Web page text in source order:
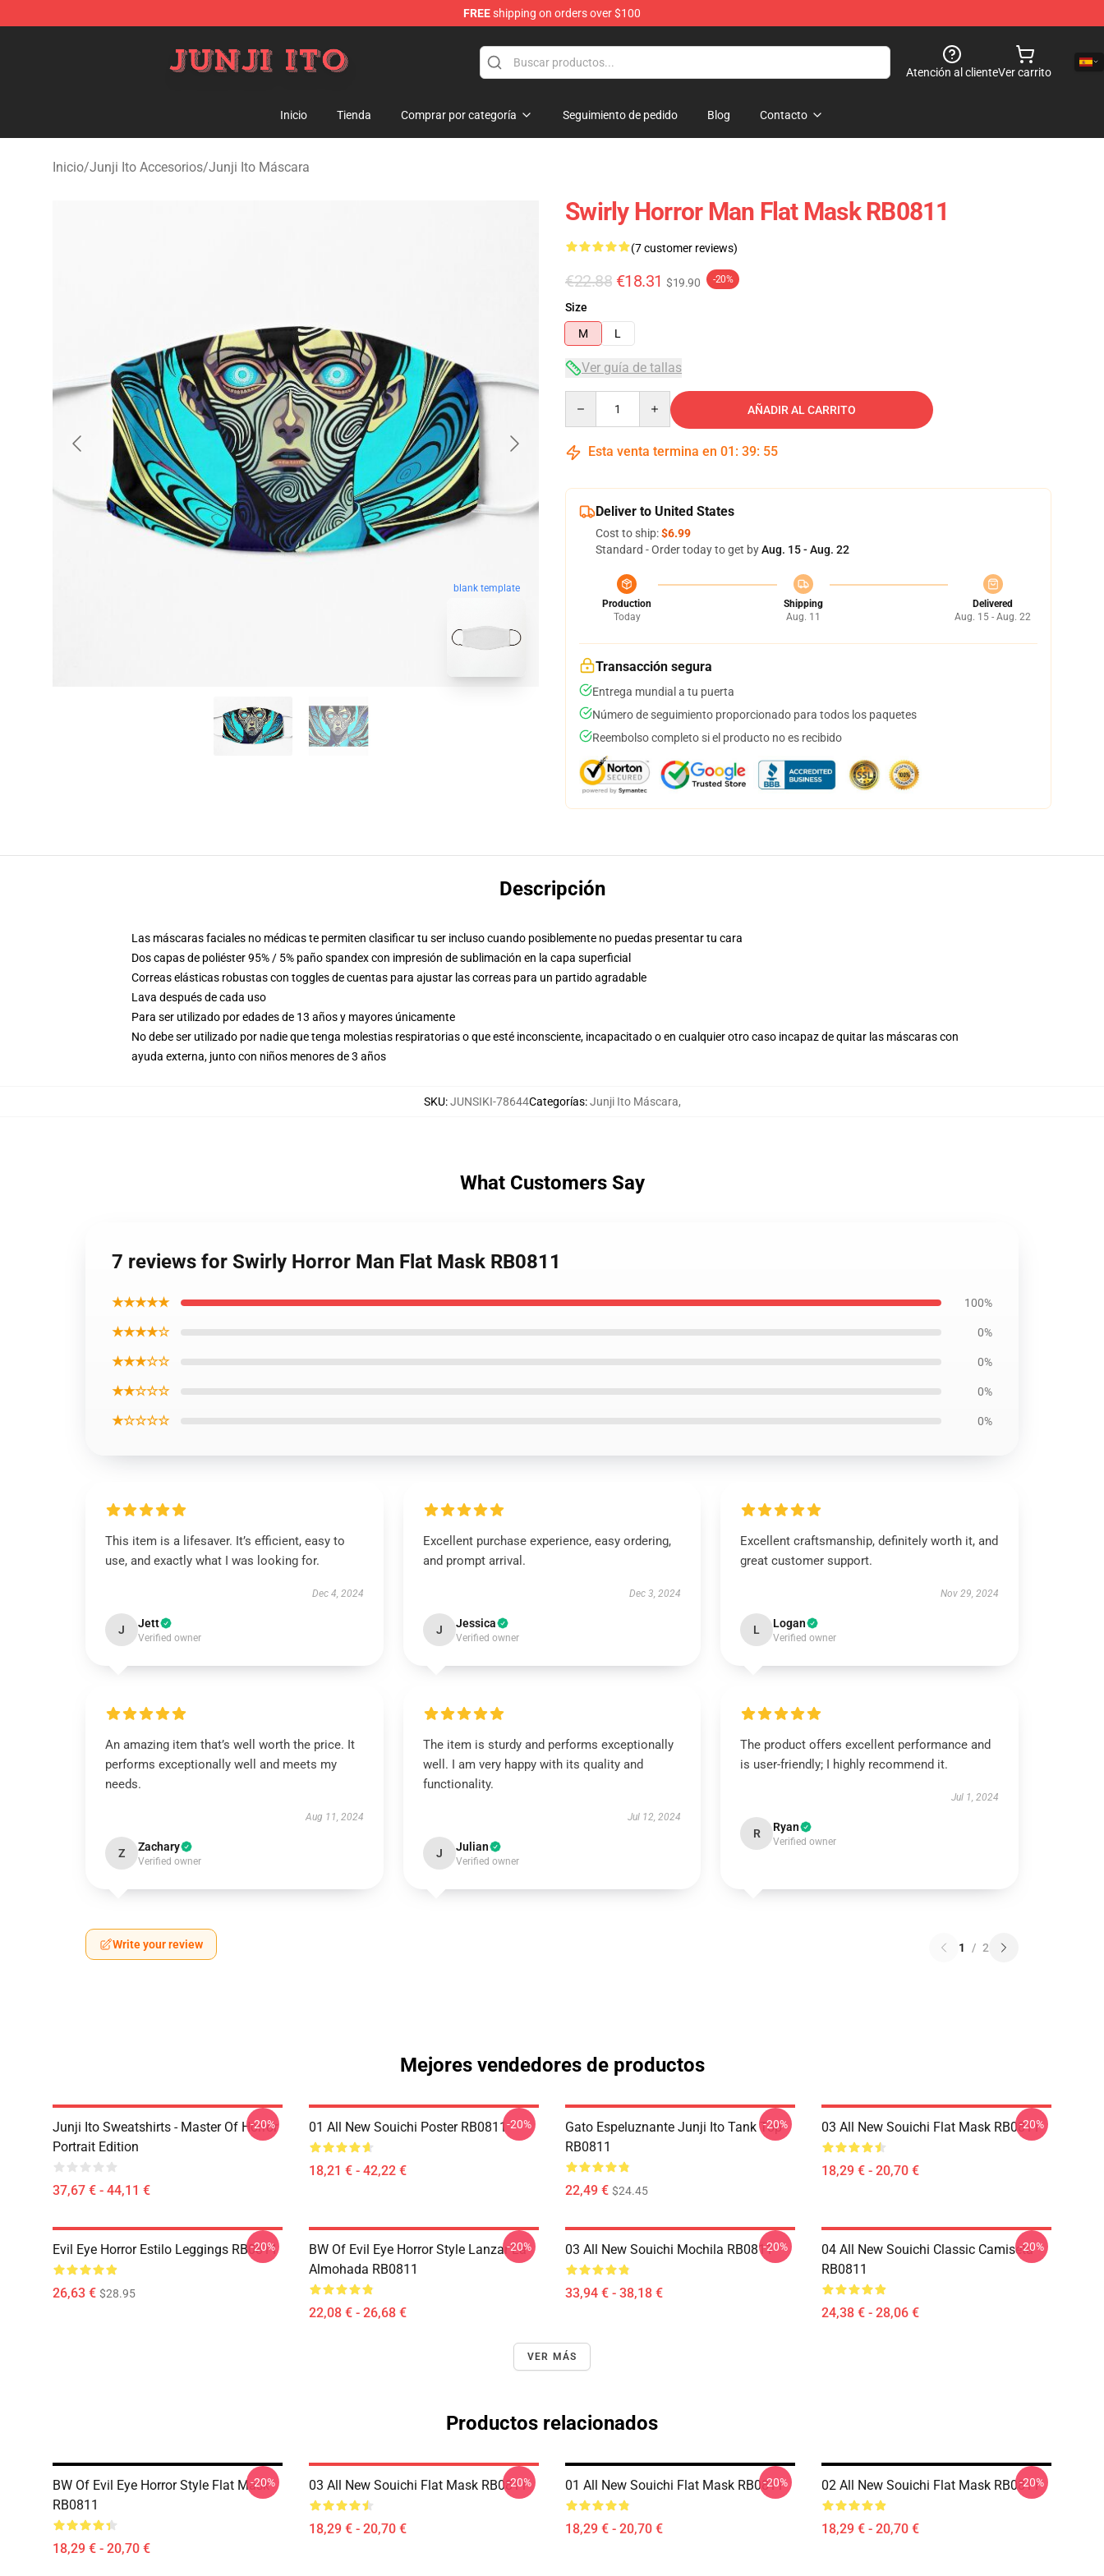
FREEshipping on orders over $100
Atención al clienteVer carrito
Inicio Tienda Comprar por categoría Seguimiento de pedido Blog Contacto
Inicio/Junji Ito Accesorios/Junji Ito Máscara
blank template
Swirly Horror Man Flat Mask RB0811
(7 customer reviews)
€22.88 €18.31 $19.90 -20%
Size
M
L
Ver guía de tallas
AÑADIR AL CARRITO
Esta venta termina en 01 : 39: 54
Deliver to United States
Cost to ship:$6.99
Standard - Order today to get byAug. 15 - Aug. 22
Production
Today
Shipping
Aug. 11
Delivered
Aug. 15 - Aug. 22
Transacción segura
Entrega mundial a tu puerta
Número de seguimiento proporcionado para todos los paquetes
Reembolso completo si el producto no es recibido
Descripción
Las máscaras faciales no médicas te permiten clasificar tu ser incluso cuando posiblemente no puedas presentar tu cara
Dos capas de poliéster 95% / 5% paño spandex con impresión de sublimación en la capa superficial
Correas elásticas robustas con toggles de cuentas para ajustar las correas para un partido agradable
Lava después de cada uso
Para ser utilizado por edades de 13 años y mayores únicamente
No debe ser utilizado por nadie que tenga molestias respiratorias o que esté inconsciente, incapacitado o en cualquier otro caso incapaz de quitar las máscaras con
ayuda externa, junto con niños menores de 3 años
SKU:JUNSIKI-78644Categorías:Junji Ito Máscara,
What Customers Say
7 reviews for Swirly Horror Man Flat Mask RB0811
★★★★★ 100%
★★★★☆ 0%
★★★☆☆ 0%
★★☆☆☆ 0%
★☆☆☆☆ 0%
This item is a lifesaver. It’s efficient, easy to
use, and exactly what I was looking for.
Dec 4, 2024
J Jett
Verified owner
Excellent purchase experience, easy ordering,
and prompt arrival.
Dec 3, 2024
J Jessica
Verified owner
Excellent craftsmanship, definitely worth it, and
great customer support.
Nov 29, 2024
L Logan
Verified owner
An amazing item that’s well worth the price. It
performs exceptionally well and meets my
needs.
Aug 11, 2024
Z Zachary
Verified owner
The item is sturdy and performs exceptionally
well. I am very happy with its quality and
functionality.
Jul 12, 2024
J Julian
Verified owner
The product offers excellent performance and
is user-friendly; I highly recommend it.
Jul 1, 2024
R Ryan
Verified owner
Write your review 1 / 2
Mejores vendedores de productos
Junji Ito Sweatshirts - Master Of Horror
Portrait Edition
37,67 € - 44,11 €
-20% 01 All New Souichi Poster RB0811
18,21 € - 42,22 €
-20%
Gato Espeluznante Junji Ito Tank Top
RB0811
22,49 € $24.45
-20% 03 All New Souichi Flat Mask RB0811
18,29 € - 20,70 €
-20%
Evil Eye Horror Estilo Leggings RB0811
26,63 € $28.95
-20%
BW Of Evil Eye Horror Style Lanzar La
Almohada RB0811
22,08 € - 26,68 €
-20% 03 All New Souichi Mochila RB0811
33,94 € - 38,18 €
-20%
04 All New Souichi Classic Camiseta
RB0811
24,38 € - 28,06 €
-20%
VER MÁS
Productos relacionados
BW Of Evil Eye Horror Style Flat Mask
RB0811
18,29 € - 20,70 €
-20% 03 All New Souichi Flat Mask RB0811
18,29 € - 20,70 €
-20% 01 All New Souichi Flat Mask RB0811
18,29 € - 20,70 €
-20% 02 All New Souichi Flat Mask RB0811
18,29 € - 20,70 €
-20%